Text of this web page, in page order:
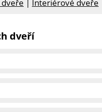
| Interiérové dveře
dveří